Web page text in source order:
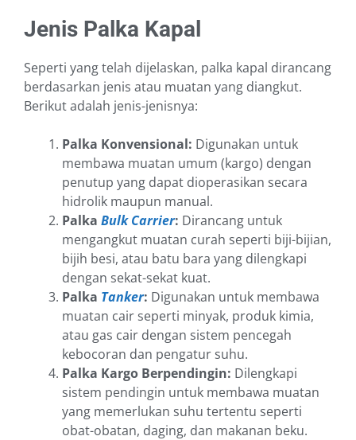
Jenis Palka Kapal
Seperti yang telah dijelaskan, palka kapal dirancang
berdasarkan jenis atau muatan yang diangkut.
Berikut adalah jenis-jenisnya:
Palka Konvensional: Digunakan untuk
membawa muatan umum (kargo) dengan
penutup yang dapat dioperasikan secara
hidrolik maupun manual.
Palka Bulk Carrier: Dirancang untuk
mengangkut muatan curah seperti biji-bijian,
bijih besi, atau batu bara yang dilengkapi
dengan sekat-sekat kuat.
Palka Tanker: Digunakan untuk membawa
muatan cair seperti minyak, produk kimia,
atau gas cair dengan sistem pencegah
kebocoran dan pengatur suhu.
Palka Kargo Berpendingin: Dilengkapi
sistem pendingin untuk membawa muatan
yang memerlukan suhu tertentu seperti
obat-obatan, daging, dan makanan beku.